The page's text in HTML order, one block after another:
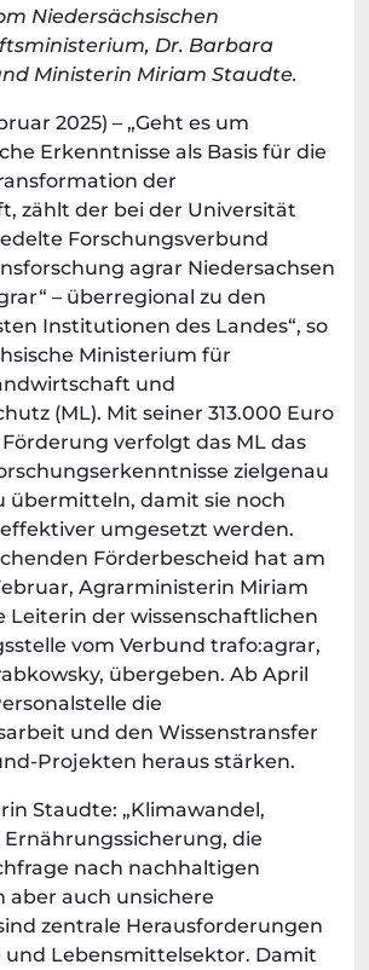
Niedersächsischen
Dr. Barbara
Ministerin Miriam Staudte.
2025) – „Geht es um
Erkenntnisse als Basis für die
der
zählt der bei der Universität
Forschungsverbund
agrar Niedersachsen
– überregional zu den
Institutionen des Landes“, so
Ministerium für
und
(ML). Mit seiner 313.000 Euro
verfolgt das ML das
zielgenau
übermitteln, damit sie noch
umgesetzt werden.
Förderbescheid hat am
Agrarministerin Miriam
Leiterin der wissenschaftlichen
vom Verbund trafo:agrar,
übergeben. Ab April
die
und den Wissenstransfer
Projekten heraus stärken.
Staudte: „Klimawandel,
die
nach nachhaltigen
aber auch unsichere
zentrale Herausforderungen
und Lebensmittelsektor. Damit